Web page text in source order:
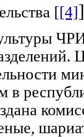
[[4]
в